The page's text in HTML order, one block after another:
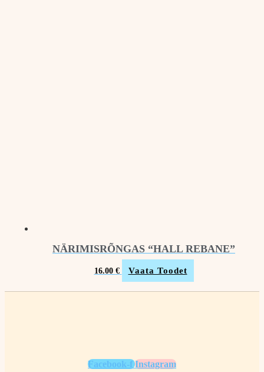
NÄRIMISRÕNGAS “HALL REBANE”
16.00 € Vaata Toodet
Facebook-f Instagram